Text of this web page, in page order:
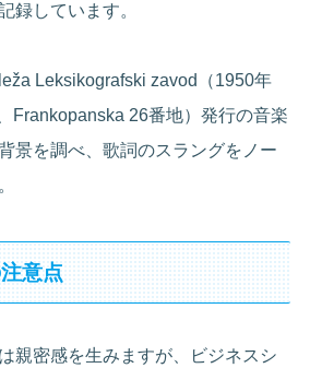
録しています。
Leksikografski zavod（1950年
Frankopanska 26番地）発行の音楽
景を調べ、歌詞のスラングをノー
意点
親密感を生みますが、ビジネスシ